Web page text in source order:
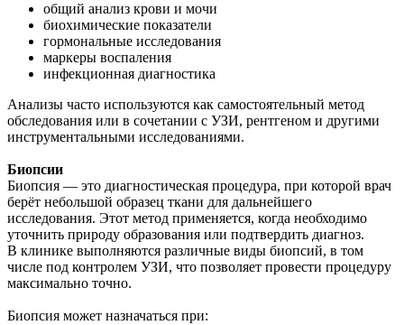
общий анализ крови и мочи
биохимические показатели
гормональные исследования
маркеры воспаления
инфекционная диагностика
Анализы часто используются как самостоятельный метод
обследования или в сочетании с УЗИ, рентгеном и другими
инструментальными исследованиями.
Биопсии
Биопсия — это диагностическая процедура, при которой врач
берёт небольшой образец ткани для дальнейшего
исследования. Этот метод применяется, когда необходимо
уточнить природу образования или подтвердить диагноз.
В клинике выполняются различные виды биопсий, в том
числе под контролем УЗИ, что позволяет провести процедуру
максимально точно.
Биопсия может назначаться при: